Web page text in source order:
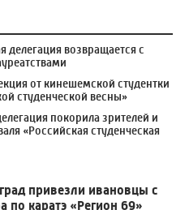
делегация возвращается с
от кинешемской студентки
студенческой весны»
покорила зрителей и
«Российская студенческая
привезли ивановцы с
по каратэ «Регион 69»